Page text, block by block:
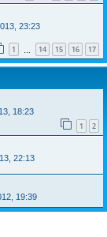
23:23
1 14 15 16 17
18:23
1 2
22:13
19:39